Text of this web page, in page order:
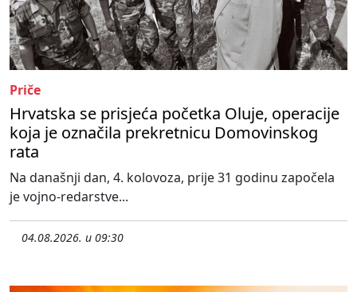
Priče
Hrvatska se prisjeća početka Oluje, operacije
koja je označila prekretnicu Domovinskog
rata
Na današnji dan, 4. kolovoza, prije 31 godinu započela
je vojno-redarstve...
04.08.2026. u 09:30